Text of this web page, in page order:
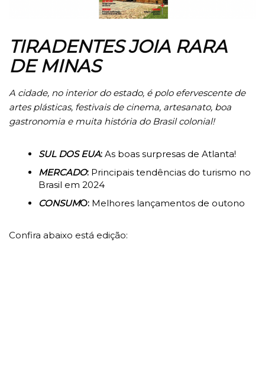
TIRADENTES JOIA RARA
DE MINAS
A cidade, no interior do estado, é polo efervescente de
artes plásticas, festivais de cinema, artesanato, boa
gastronomia e muita história do Brasil colonial!
SUL DOS EUA: As boas surpresas de Atlanta!
MERCADO: Principais tendências do turismo no
Brasil em 2024
CONSUMO: Melhores lançamentos de outono
Confira abaixo está edição: